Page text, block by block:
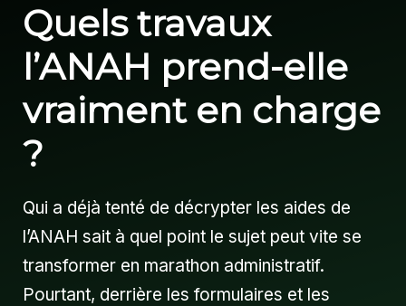
Quels travaux
l’ANAH prend-elle
vraiment en charge
?
Qui a déjà tenté de décrypter les aides de
l’ANAH sait à quel point le sujet peut vite se
transformer en marathon administratif.
Pourtant, derrière les formulaires et les